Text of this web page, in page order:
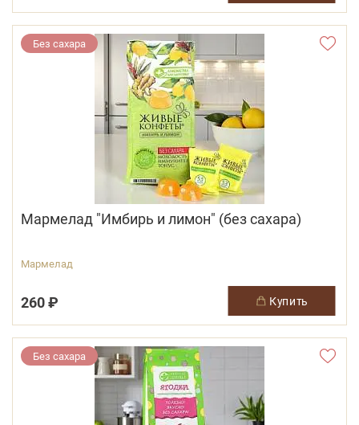
Без сахара
Мармелад "Имбирь и лимон" (без сахара)
Мармелад
260 ₽ купить
Без сахара